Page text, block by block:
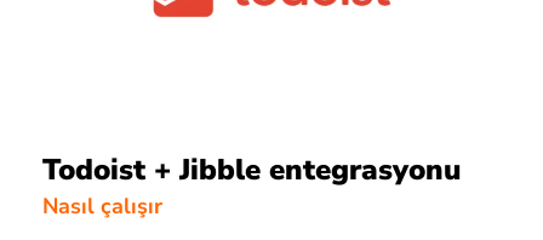
Todoist + Jibble entegrasyonu
Nasıl çalışır